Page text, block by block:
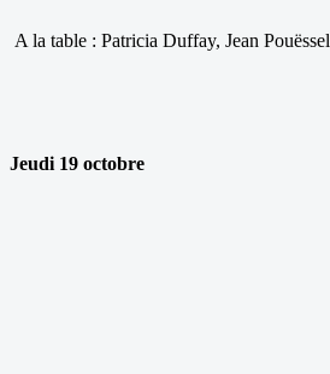
A la table : Patricia Duffay, Jean
Jeudi 19 octobre